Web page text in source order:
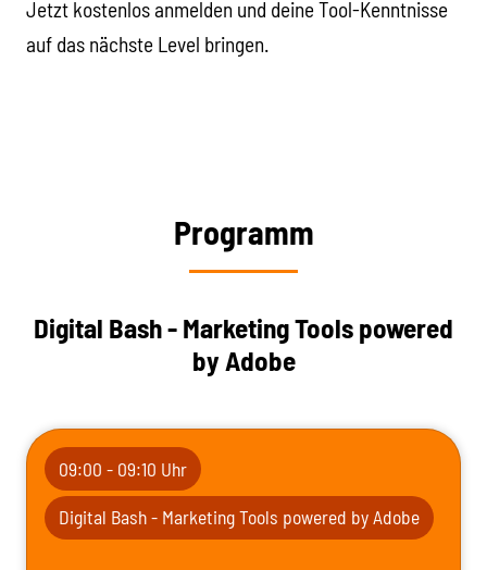
Jetzt kostenlos anmelden und deine Tool-Kenntnisse
auf das nächste Level bringen.
Programm
Digital Bash - Marketing Tools powered
by Adobe
09:00 - 09:10 Uhr
Digital Bash - Marketing Tools powered by Adobe